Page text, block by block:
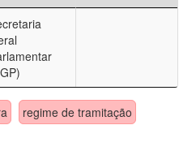
regime de tramitação